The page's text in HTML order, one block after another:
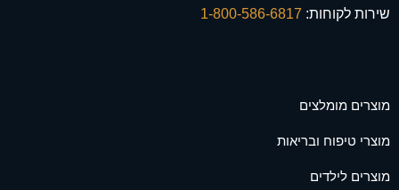
שירות לקוחות:
מוצרים מומלצים
מוצרי טיפוח ובריאות
מוצרים לילדים